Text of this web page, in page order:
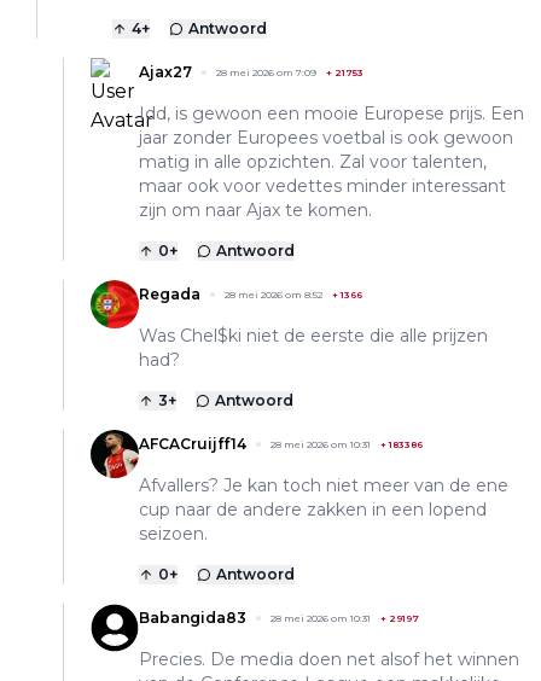
4+ Antwoord
Ajax27 28 mei 2026 om 7:09 + 21753
Idd, is gewoon een mooie Europese prijs. Een
jaar zonder Europees voetbal is ook gewoon
matig in alle opzichten. Zal voor talenten,
maar ook voor vedettes minder interessant
zijn om naar Ajax te komen.
0+ Antwoord
Regada 28 mei 2026 om 8:52 +1366
Was Chel$ki niet de eerste die alle prijzen
had?
3+ Antwoord
AFCACruijff14 28 mei 2026 om 10:31 +183386
Afvallers? Je kan toch niet meer van de ene
cup naar de andere zakken in een lopend
seizoen.
0+ Antwoord
Babangida83 28 mei 2026 om 10:31 + 29197
Precies. De media doen net alsof het winnen